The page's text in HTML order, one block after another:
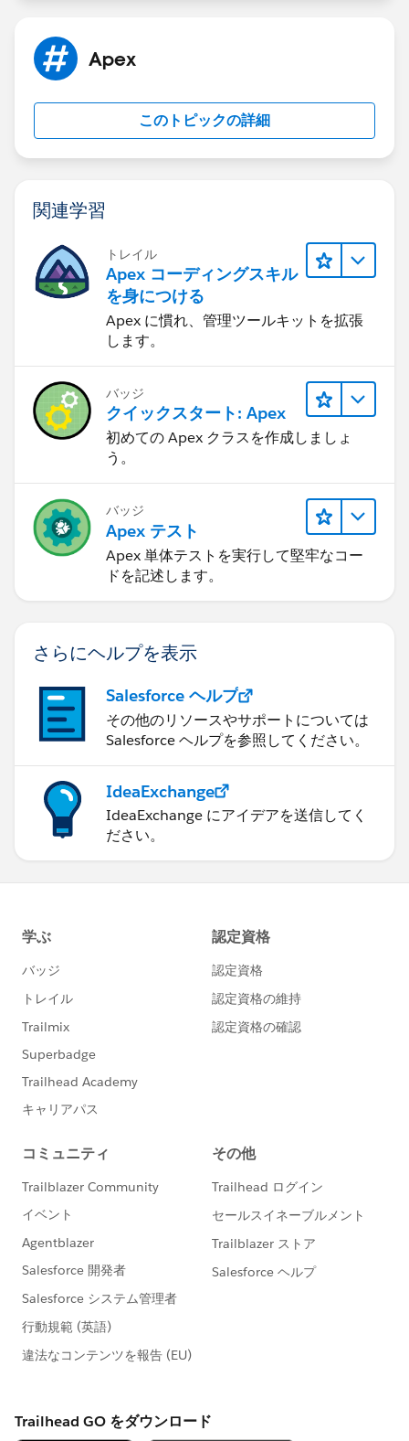
Apex
このトピックの詳細
関連学習
トレイル
Apex コーディングスキル
を身につける
Apex に慣れ、管理ツールキットを拡張
します。
バッジ
クイックスタート: Apex
初めての Apex クラスを作成しましょ
う。
バッジ
Apex テスト
Apex 単体テストを実行して堅牢なコー
ドを記述します。
さらにヘルプを表示
Salesforce ヘルプ
その他のリソースやサポートについては
Salesforce ヘルプを参照してください。
IdeaExchange
IdeaExchange にアイデアを送信してく
ださい。